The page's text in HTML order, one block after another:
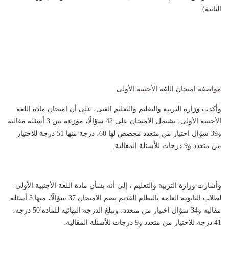
الثانية).
مواصفة امتحان اللغة الأجنبية الأولى
وأكدت وزارة التربية والتعليم والتعليم الفنى، على أن امتحان مادة اللغة
الأجنبية الأولى، يشتمل الامتحان على 42 سؤالًا، موزعة بين 3 أسئلة مقالية
و39 سؤال اختيار من متعدد مخصص لها 60، درجة منها 51 درجة للاختيار
من متعدد و9 درجات للأسئلة المقالية.
وأشارت وزارة التربية والتعليم ، إلى أنه بشأن مادة اللغة الأجنبية الأولى
لطلاب الثانوية العامة بالنظام القديم يضم الامتحان 37 سؤالًا، منها 3 أسئلة
مقالية و34 سؤال اختيار من متعدد، وتبلغ الدرجة النهائية للمادة 50 درجة،
41 درجة للاختيار من متعدد و9 درجات للأسئلة المقالية.